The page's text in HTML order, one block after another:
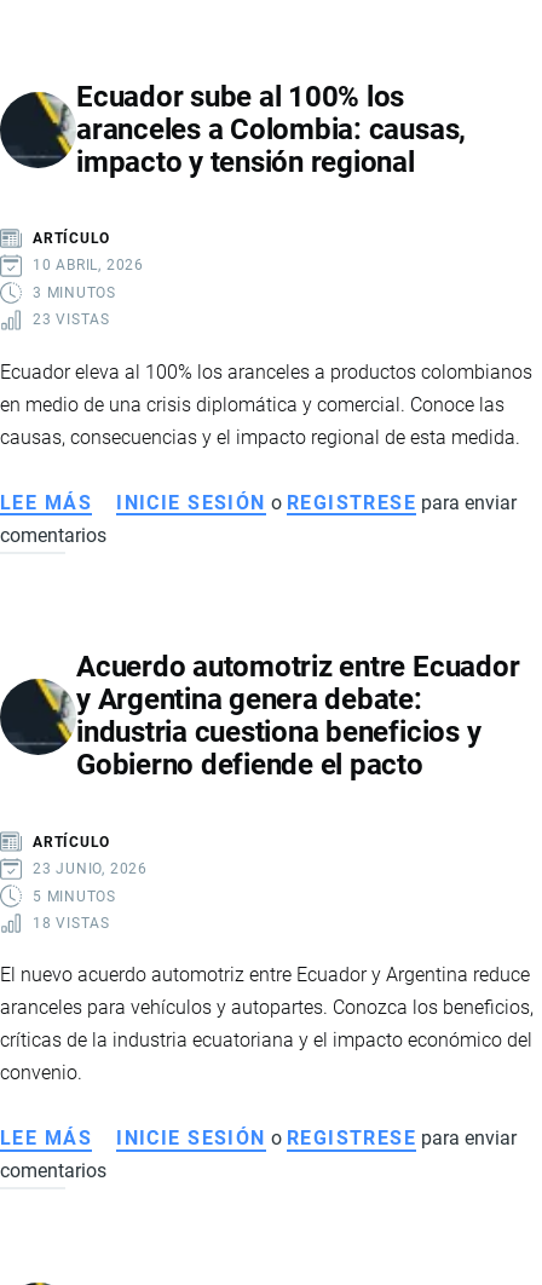
COMERCIAL
CON
NUEVOS
BUSCA
AMPLIAR
MERCADOS
Ecuador sube al 100% los
aranceles a Colombia: causas,
impacto y tensión regional
ARTÍCULO
10 ABRIL, 2026
3 MINUTOS
23 VISTAS
Ecuador eleva al 100% los aranceles a productos colombianos
en medio de una crisis diplomática y comercial. Conoce las
causas, consecuencias y el impacto regional de esta medida.
LEE MÁS SOBRE
ECUADOR
LOS
ARANCELES
A
COLOMBIA:
Y
TENSIÓN
REGIONAL
INICIE SESIÓN o REGISTRESE para enviar
comentarios
Acuerdo automotriz entre Ecuador
y Argentina genera debate:
industria cuestiona beneficios y
Gobierno defiende el pacto
ARTÍCULO
23 JUNIO, 2026
5 MINUTOS
18 VISTAS
El nuevo acuerdo automotriz entre Ecuador y Argentina reduce
aranceles para vehículos y autopartes. Conozca los beneficios,
críticas de la industria ecuatoriana y el impacto económico del
convenio.
LEE MÁS SOBRE
ACUERDO
INICIE SESIÓN o REGISTRESE para enviar
comentarios